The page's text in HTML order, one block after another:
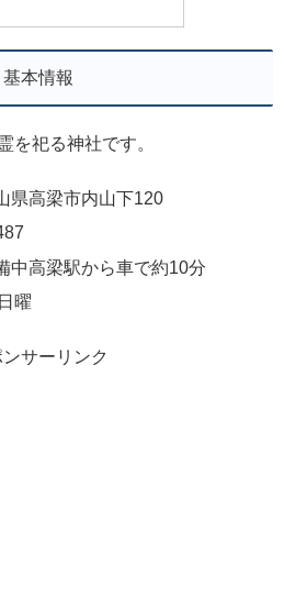
基本情報
を祀る神社です。
県高梁市内山下120
中高梁駅から車で約10分
曜
ンサーリンク